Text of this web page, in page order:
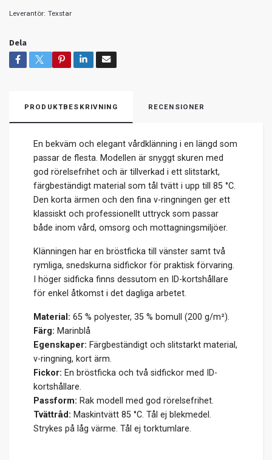
Leverantör: Texstar
Dela
PRODUKTBESKRIVNING RECENSIONER
En bekväm och elegant vårdklänning i en längd som
passar de flesta. Modellen är snyggt skuren med
god rörelsefrihet och är tillverkad i ett slitstarkt,
färgbeständigt material som tål tvätt i upp till 85 °C.
Den korta ärmen och den fina v-ringningen ger ett
klassiskt och professionellt uttryck som passar
både inom vård, omsorg och mottagningsmiljöer.
Klänningen har en bröstficka till vänster samt två
rymliga, snedskurna sidfickor för praktisk förvaring.
I höger sidficka finns dessutom en ID-kortshållare
för enkel åtkomst i det dagliga arbetet.
Material: 65 % polyester, 35 % bomull (200 g/m²).
Färg: Marinblå
Egenskaper: Färgbeständigt och slitstarkt material,
v-ringning, kort ärm.
Fickor: En bröstficka och två sidfickor med ID-
kortshållare.
Passform: Rak modell med god rörelsefrihet.
Tvättråd: Maskintvätt 85 °C. Tål ej blekmedel.
Strykes på låg värme. Tål ej torktumlare.